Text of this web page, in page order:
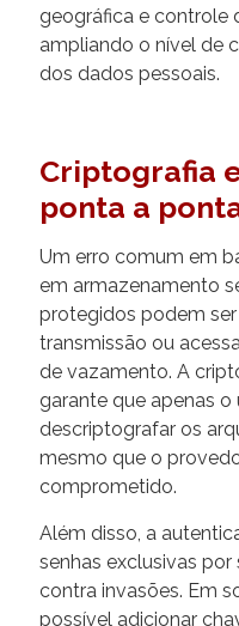
geográfica e controle
ampliando o nível de
dos dados pessoais.
Criptografia
ponta a
Um erro comum em
em armazenamento
protegidos podem
transmissão ou
de vazamento. A
garante que apenas o
descriptografar os
mesmo que o
comprometido.
Além disso, a
senhas exclusivas
contra invasões. Em
possível adicionar